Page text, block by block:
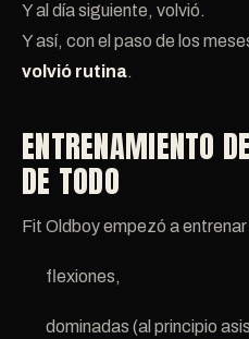
Y al día siguiente, volvió.
Y así, con el paso de los
volvió rutina.
ENTRENAMIENTO
DE TODO
Fit Oldboy empezó a
flexiones,
dominadas (al principio